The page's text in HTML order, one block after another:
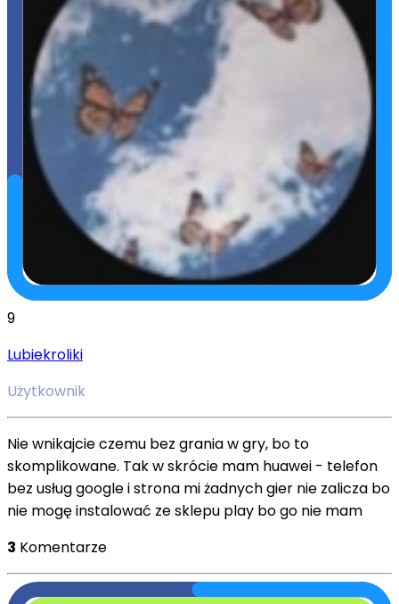
9
Lubiekroliki
Użytkownik
Nie wnikajcie czemu bez grania w gry, bo to
skomplikowane. Tak w skrócie mam huawei - telefon
bez usług google i strona mi żadnych gier nie zalicza bo
nie mogę instalować ze sklepu play bo go nie mam
3 Komentarze